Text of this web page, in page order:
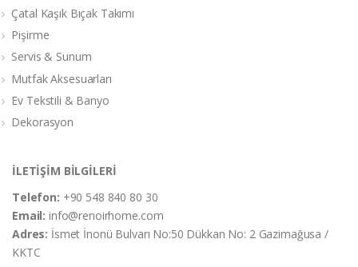
Çatal Kaşık Bıçak Takımı
Pişirme
Servis & Sunum
Mutfak Aksesuarları
Ev Tekstili & Banyo
Dekorasyon
İLETİŞİM BİLGİLERİ
Telefon: +90 548 840 80 30
Email:info@renoirhome.com
Adres: İsmet İnonü Bulvarı No:50 Dükkan No: 2 Gazimağusa /
KKTC